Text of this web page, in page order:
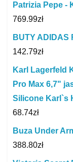
Patrizia Pepe -
769.99zł
BUTY ADIDAS
142.79zł
Karl Lagerfeld
Pro Max 6,7"
Silicone Karl`s
68.74zł
Buza Under
388.80zł